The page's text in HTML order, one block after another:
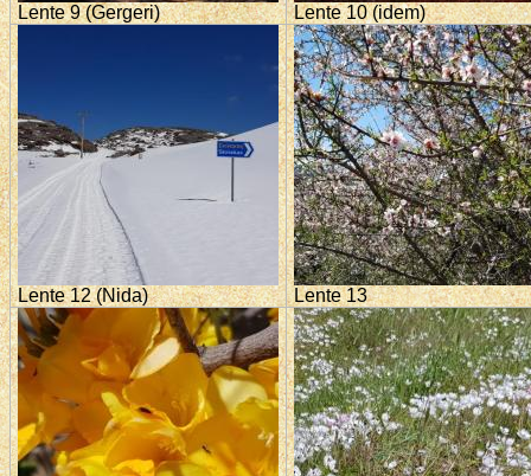
Lente 9 (Gergeri) Lente 10 (idem)
Lente 12 (Nida) Lente 13